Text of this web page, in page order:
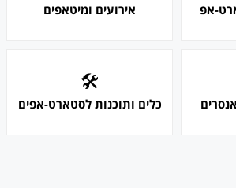
אפ אירועים ומיטאפים
🛠
כלים ותוכנות לסטארט-אפים